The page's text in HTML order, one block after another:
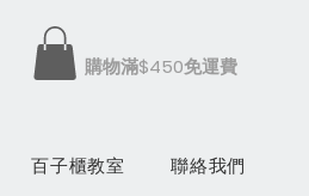
​購物滿$450免運費
百子櫃教室 聯絡我們